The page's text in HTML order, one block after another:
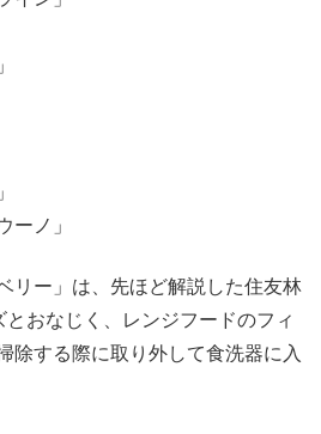
ーノ」
リー」は、先ほど解説した住友林
おなじく、レンジフードのフィ
除する際に取り外して食洗器に入